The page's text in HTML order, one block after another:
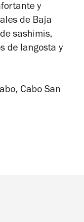
y
de Baja
sashimis,
de langosta y
Cabo San